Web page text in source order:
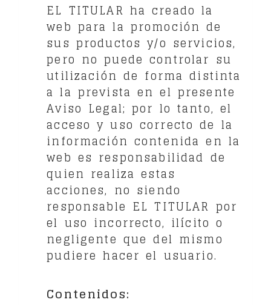
EL TITULAR ha creado la
web para la promoción de
sus productos y/o servicios,
pero no puede controlar su
utilización de forma distinta
a la prevista en el presente
Aviso Legal; por lo tanto, el
acceso y uso correcto de la
información contenida en la
web es responsabilidad de
quien realiza estas
acciones, no siendo
responsable EL TITULAR por
el uso incorrecto, ilícito o
negligente que del mismo
pudiere hacer el usuario.
Contenidos: